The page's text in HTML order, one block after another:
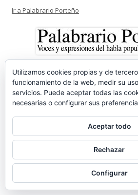
Ir a Palabrario Porteño
Utilizamos cookies propias y de
funcionamiento de la web, medir su
servicios. Puede aceptar todas las
necesarias o configurar sus
Aceptar todo
Rechazar
Configurar